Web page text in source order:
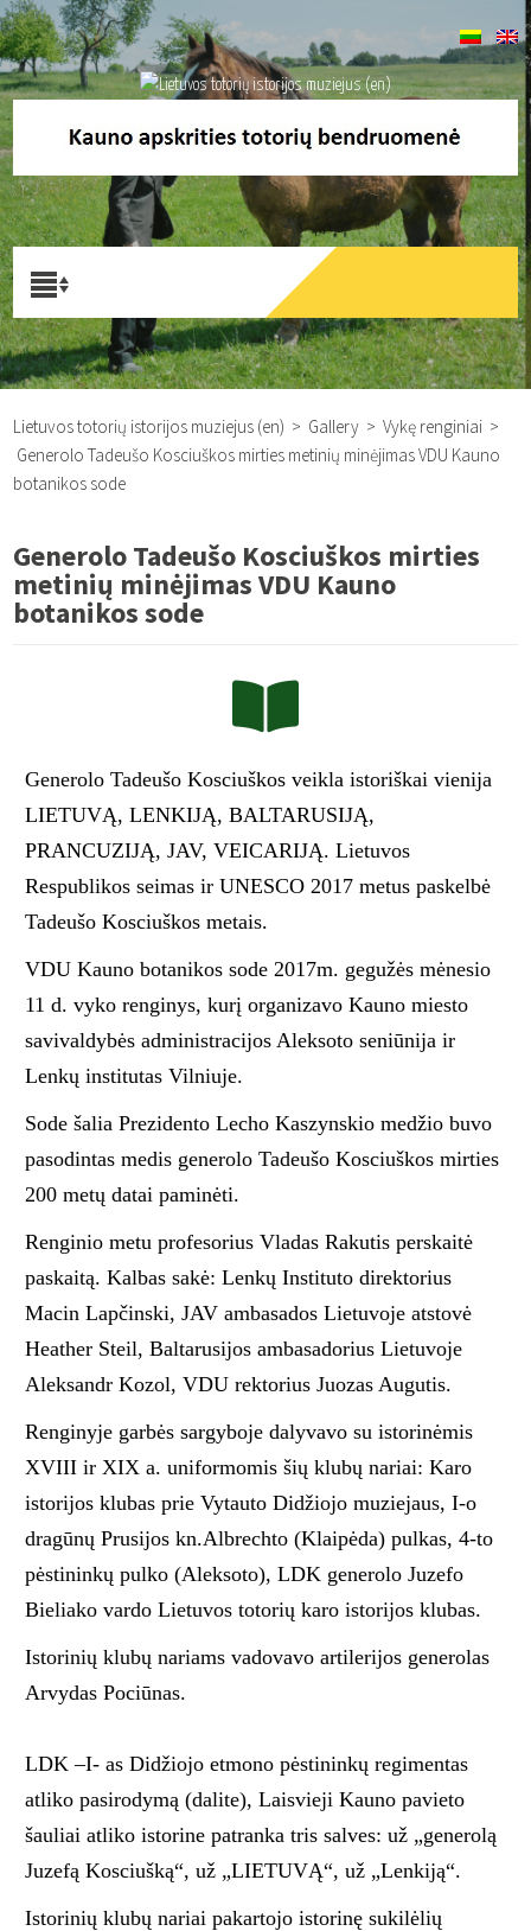
Lietuvos totorių istorijos muziejus (en) > Gallery >Vykę renginiai >
Generolo Tadeušo Kosciuškos mirties metinių minėjimas VDU Kauno
botanikos sode
Generolo Tadeušo Kosciuškos mirties
metinių minėjimas VDU Kauno
botanikos sode
Generolo Tadeušo Kosciuškos veikla istoriškai vienija
LIETUVĄ, LENKIJĄ, BALTARUSIJĄ,
PRANCUZIJĄ, JAV, VEICARIJĄ. Lietuvos
Respublikos seimas ir UNESCO 2017 metus paskelbė
Tadeušo Kosciuškos metais.
VDU Kauno botanikos sode 2017m. gegužės mėnesio
11 d. vyko renginys, kurį organizavo Kauno miesto
savivaldybės administracijos Aleksoto seniūnija ir
Lenkų institutas Vilniuje.
Sode šalia Prezidento Lecho Kaszynskio medžio buvo
pasodintas medis generolo Tadeušo Kosciuškos mirties
200 metų datai paminėti.
Renginio metu profesorius Vladas Rakutis perskaitė
paskaitą. Kalbas sakė: Lenkų Instituto direktorius
Macin Lapčinski, JAV ambasados Lietuvoje atstovė
Heather Steil, Baltarusijos ambasadorius Lietuvoje
Aleksandr Kozol, VDU rektorius Juozas Augutis.
Renginyje garbės sargyboje dalyvavo su istorinėmis
XVIII ir XIX a. uniformomis šių klubų nariai: Karo
istorijos klubas prie Vytauto Didžiojo muziejaus, I-o
dragūnų Prusijos kn.Albrechto (Klaipėda) pulkas, 4-to
pėstininkų pulko (Aleksoto), LDK generolo Juzefo
Bieliako vardo Lietuvos totorių karo istorijos klubas.
Istorinių klubų nariams vadovavo artilerijos generolas
Arvydas Pociūnas.
LDK –I- as Didžiojo etmono pėstininkų regimentas
atliko pasirodymą (dalite), Laisvieji Kauno pavieto
šauliai atliko istorine patranka tris salves: už „generolą
Juzefą Kosciušką“, už „LIETUVĄ“, už „Lenkiją“.
Istorinių klubų nariai pakartojo istorinę sukilėlių